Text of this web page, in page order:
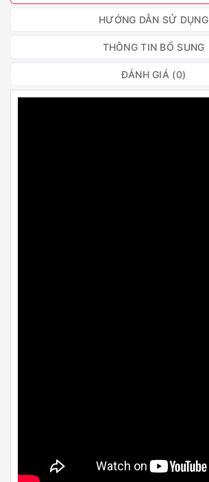
HƯỚNG DẪN SỬ DỤNG
THÔNG TIN BỔ SUNG
ĐÁNH GIÁ (0)